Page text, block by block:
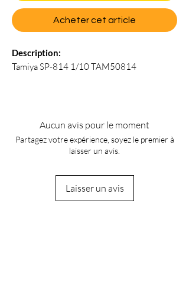
Acheter cet article
Description:
Tamiya SP-814 1/10 TAM50814
Aucun avis pour le moment
Partagez votre expérience, soyez le premier à
laisser un avis.
Laisser un avis